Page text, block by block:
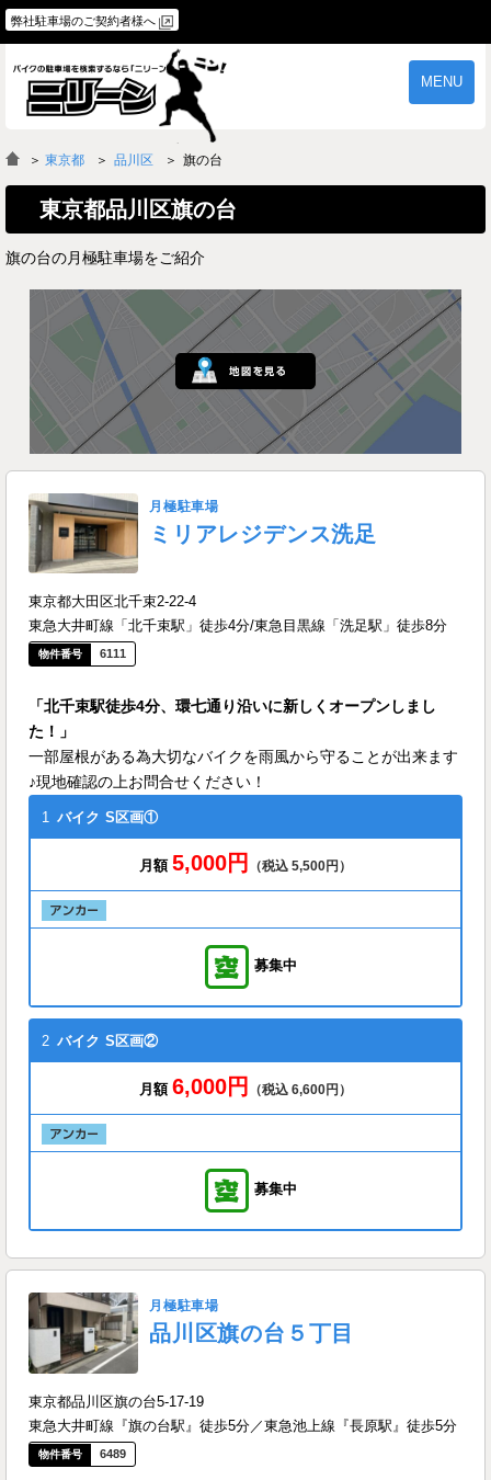
弊社駐車場のご契約者様へ
MENU
物件一覧
よくあるご質問
＞ 東京都 品川区 旗の台
東京都品川区旗の台
旗の台の月極駐車場をご紹介
月極駐車場
ミリアレジデンス洗足
東京都大田区北千束2-22-4
東急大井町線「北千束駅」徒歩4分/東急目黒線「洗足駅」徒歩8分
6111
「北千束駅徒歩4分、環七通り沿いに新しくオープンしまし
た！」
一部屋根がある為大切なバイクを雨風から守ることが出来ます
♪現地確認の上お問合せください！
1 バイク S区画①
月額 5,000円 （税込 5,500円）
募集中
2 バイク S区画②
月額 6,000円 （税込 6,600円）
募集中
月極駐車場
品川区旗の台５丁目
東京都品川区旗の台5-17-19
東急大井町線『旗の台駅』徒歩5分／東急池上線『長原駅』徒歩5分
6489